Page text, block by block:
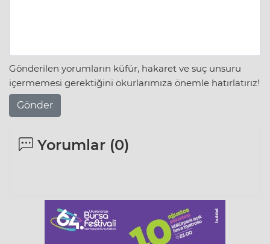
Gönderilen yorumların küfür, hakaret ve suç unsuru
içermemesi gerektiğini okurlarımıza önemle hatırlatırız!
Gönder
Yorumlar (0)